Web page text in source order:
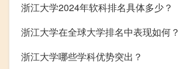
浙江大学2024年软科排名具体多少？
浙江大学在全球大学排名中表现如何？
浙江大学哪些学科优势突出？